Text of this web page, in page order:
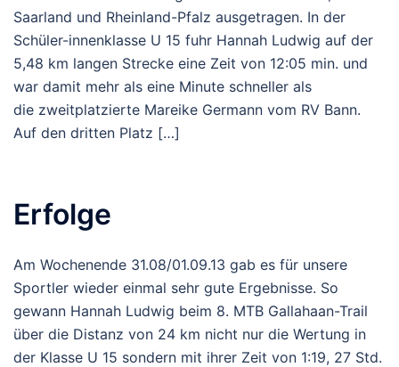
Saarland und Rheinland-Pfalz ausgetragen. In der
Schüler-innenklasse U 15 fuhr Hannah Ludwig auf der
5,48 km langen Strecke eine Zeit von 12:05 min. und
war damit mehr als eine Minute schneller als
die zweitplatzierte Mareike Germann vom RV Bann.
Auf den dritten Platz […]
Erfolge
Am Wochenende 31.08/01.09.13 gab es für unsere
Sportler wieder einmal sehr gute Ergebnisse. So
gewann Hannah Ludwig beim 8. MTB Gallahaan-Trail
über die Distanz von 24 km nicht nur die Wertung in
der Klasse U 15 sondern mit ihrer Zeit von 1:19, 27 Std.